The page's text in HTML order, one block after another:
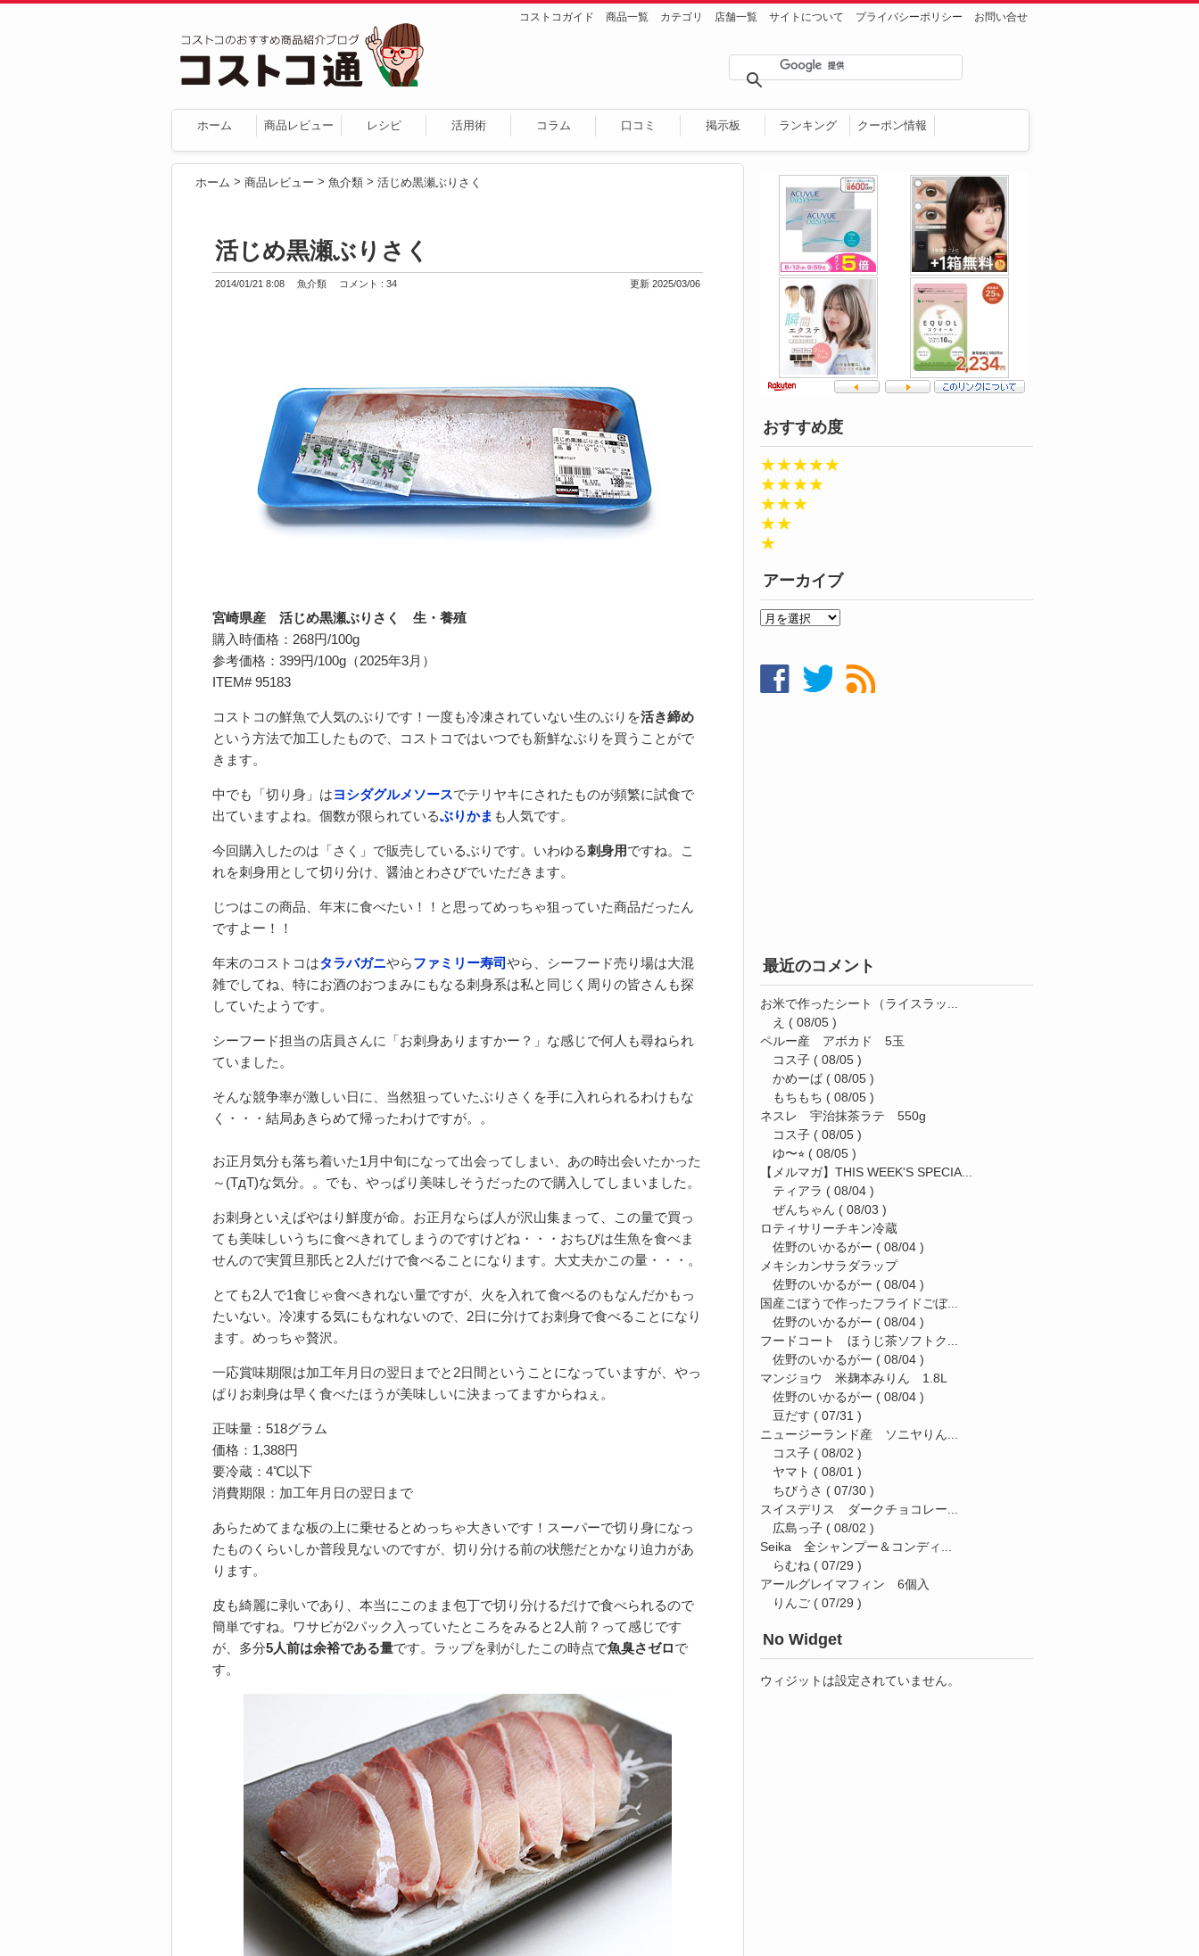
コストコガイド 商品一覧 カテゴリ 店舗一覧 サイトについて プライバシーポリシー お問い合せ
ホーム 商品レビュー レシピ 活用術 コラム 口コミ 掲示板 ランキング クーポン情報
ホーム > 商品レビュー > 魚介類 > 活じめ黒瀬ぶりさく
活じめ黒瀬ぶりさく
2014/01/21 8:08 魚介類 コメント : 34 更新 2025/03/06
宮崎県産 活じめ黒瀬ぶりさく 生・養殖
購入時価格：268円/100g
参考価格：399円/100g（2025年3月）
ITEM# 95183
コストコの鮮魚で人気のぶりです！一度も冷凍されていない生のぶりを活き締め
という方法で加工したもので、コストコではいつでも新鮮なぶりを買うことがで
きます。
中でも「切り身」はヨシダグルメソースでテリヤキにされたものが頻繁に試食で
出ていますよね。個数が限られているぶりかま も人気です。
今回購入したのは「さく」で販売しているぶりです。いわゆる刺身用ですね。こ
れを刺身用として切り分け、醤油とわさびでいただきます。
じつはこの商品、年末に食べたい！！と思ってめっちゃ狙っていた商品だったん
ですよー！！
年末のコストコはタラバガニやらファミリー寿司やら、シーフード売り場は大混
雑でしてね、特にお酒のおつまみにもなる刺身系は私と同じく周りの皆さんも探
していたようです。
シーフード担当の店員さんに「お刺身ありますかー？」な感じで何人も尋ねられ
ていました。
そんな競争率が激しい日に、当然狙っていたぶりさくを手に入れられるわけもな
く・・・結局あきらめて帰ったわけですが。。
お正月気分も落ち着いた1月中旬になって出会ってしまい、あの時出会いたかった
～(TдT)な気分。。でも、やっぱり美味しそうだったので購入してしまいました。
お刺身といえばやはり鮮度が命。お正月ならば人が沢山集まって、この量で買っ
ても美味しいうちに食べきれてしまうのですけどね・・・おちびは生魚を食べま
せんので実質旦那氏と2人だけで食べることになります。大丈夫かこの量・・・。
とても2人で1食じゃ食べきれない量ですが、火を入れて食べるのもなんだかもっ
たいない。冷凍する気にもなれないので、2日に分けてお刺身で食べることになり
ます。めっちゃ贅沢。
一応賞味期限は加工年月日の翌日までと2日間ということになっていますが、やっ
ぱりお刺身は早く食べたほうが美味しいに決まってますからねぇ。
正味量：518グラム
価格：1,388円
要冷蔵：4℃以下
消費期限：加工年月日の翌日まで
あらためてまな板の上に乗せるとめっちゃ大きいです！スーパーで切り身になっ
たものくらいしか普段見ないのですが、切り分ける前の状態だとかなり迫力があ
ります。
皮も綺麗に剥いであり、本当にこのまま包丁で切り分けるだけで食べられるので
簡単ですね。ワサビが2パック入っていたところをみると2人前？って感じです
が、多分5人前は余裕である量です。ラップを剥がしたこの時点で魚臭さゼロで
す。
おすすめ度
★★★★★
★★★★
★★★
★★
★
アーカイブ
ア
ブ
最近のコメント
お米で作ったシート（ライスラッ...
え ( 08/05 )
ペルー産 アボカド 5玉
コス子 ( 08/05 )
かめーば ( 08/05 )
もちもち ( 08/05 )
ネスレ 宇治抹茶ラテ 550g
コス子 ( 08/05 )
ゆ〜⭐︎ ( 08/05 )
【メルマガ】THIS WEEK'S SPECIA...
ティアラ ( 08/04 )
ぜんちゃん ( 08/03 )
ロティサリーチキン冷蔵
佐野のいかるがー ( 08/04 )
メキシカンサラダラップ
佐野のいかるがー ( 08/04 )
国産ごぼうで作ったフライドごぼ...
佐野のいかるがー ( 08/04 )
フードコート ほうじ茶ソフトク...
佐野のいかるがー ( 08/04 )
マンジョウ 米麹本みりん 1.8L
佐野のいかるがー ( 08/04 )
豆だす ( 07/31 )
ニュージーランド産 ソニヤりん...
コス子 ( 08/02 )
ヤマト ( 08/01 )
ちびうさ ( 07/30 )
スイスデリス ダークチョコレー...
広島っ子 ( 08/02 )
Seika 全シャンプー＆コンディ...
らむね ( 07/29 )
アールグレイマフィン 6個入
りんご ( 07/29 )
No Widget
ウィジットは設定されていません。